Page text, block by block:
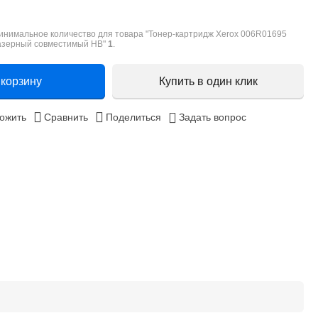
количество для товара "Тонер-картридж Xerox 006R01695
совместимый HB" 1.
Купить в один клик
Сравнить Поделиться Задать вопрос